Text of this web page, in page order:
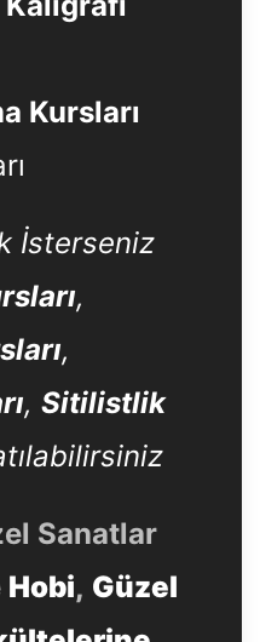
Kursları
İsterseniz
,
,
, Sitilistlik
Sanatlar
Hobi, Güzel